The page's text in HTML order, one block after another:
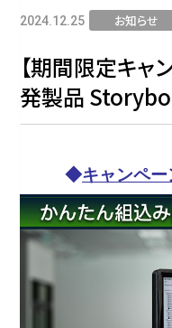
2024.12.25 お知らせ
【期間限定キャ
発製品
◆キャンペ